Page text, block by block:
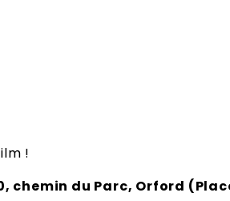
!
chemin du Parc, Orford